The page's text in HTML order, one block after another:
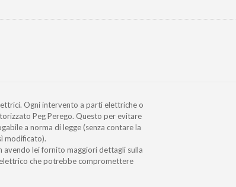
Ogni intervento a parti elettriche o
Peg Perego. Questo per evitare
a norma di legge (senza contare la
modificato).
avendo lei fornito maggiori dettagli sulla
che potrebbe compromettere